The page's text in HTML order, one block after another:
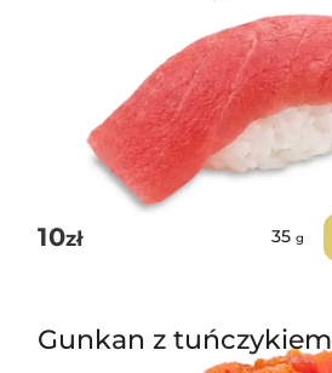
10zł 35 g
Gunkan z tuńczykiem